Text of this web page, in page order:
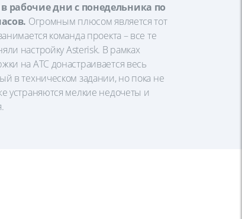
в рабочие дни с понедельника по
Огромным плюсом является тот
команда проекта – все те
настройку Asterisk. В рамках
на АТС донастраивается весь
в техническом задании, но пока не
устраняются мелкие недочеты и